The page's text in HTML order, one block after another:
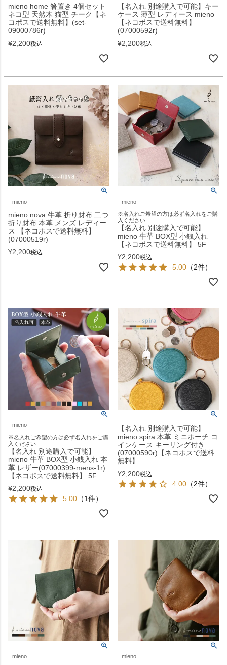
mieno home 箸置き 4個セット
ネコ型 天然木 猫型 チーク【ネ
コポスで送料無料】(set-
09000786r)
¥2,200税込
【名入れ 別途購入で可能】キー
ケース 薄型 レディース mieno
【ネコポスで送料無料】
(07000592r)
¥2,200税込
mieno
mieno nova 牛革 折り財布 二つ
折り財布 本革 メンズ レディー
ス 【ネコポスで送料無料】
(07000519r)
¥2,200税込
mieno
※名入れご希望の方は必ず名入れをご購
入ください
【名入れ 別途購入で可能】
mieno 牛革 BOX型 小銭入れ
【ネコポスで送料無料】 5F
¥2,200税込
5.00 （2件）
mieno
※名入れご希望の方は必ず名入れをご購
入ください
【名入れ 別途購入で可能】
mieno 牛革 BOX型 小銭入れ 本
革 レザー(07000399-mens-1r)
【ネコポスで送料無料】 5F
¥2,200税込
5.00 （1件）
【名入れ 別途購入で可能】
mieno spira 本革 ミニポーチ コ
インケース キーリング付き
(07000590r)【ネコポスで送料
無料】
¥2,200税込
4.00 （2件）
mieno
mieno